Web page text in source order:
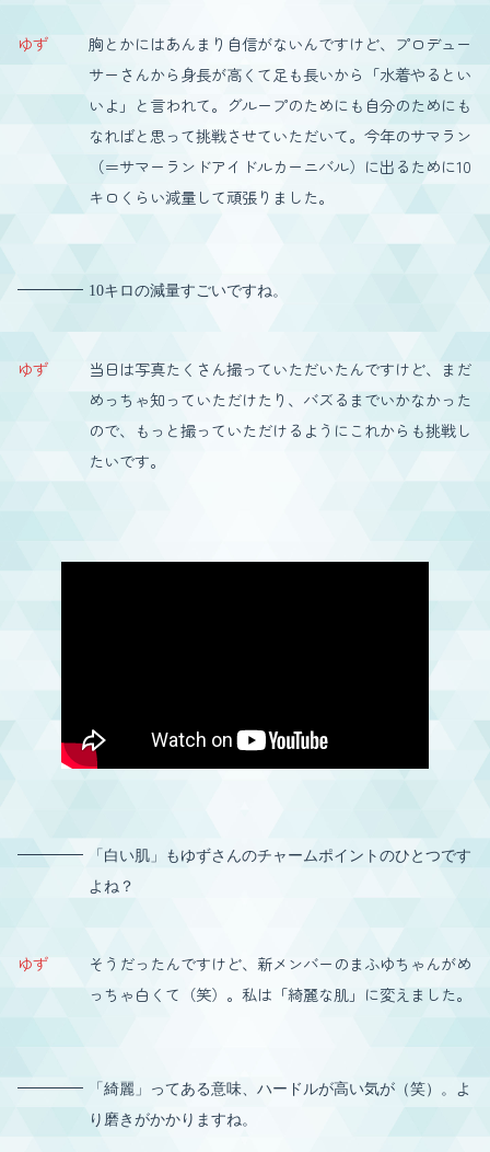
ゆず
胸とかにはあんまり自信がないんですけど、プロデュー
サーさんから身長が高くて足も長いから「水着やるとい
いよ」と言われて。グループのためにも自分のためにも
なればと思って挑戦させていただいて。今年のサマラン
（＝サマーランドアイドルカーニバル）に出るために10
キロくらい減量して頑張りました。
10キロの減量すごいですね。
ゆず
当日は写真たくさん撮っていただいたんですけど、まだ
めっちゃ知っていただけたり、バズるまでいかなかった
ので、もっと撮っていただけるようにこれからも挑戦し
たいです。
「白い肌」もゆずさんのチャームポイントのひとつです
よね？
ゆず
そうだったんですけど、新メンバーのまふゆちゃんがめ
っちゃ白くて（笑）。私は「綺麗な肌」に変えました。
「綺麗」ってある意味、ハードルが高い気が（笑）。よ
り磨きがかかりますね。